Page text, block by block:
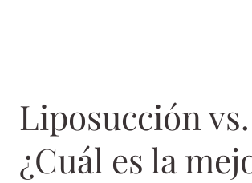
Liposucción
¿Cuál es la